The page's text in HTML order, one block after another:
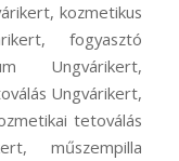
kozmetikus
fogyasztó
Ungvárikert,
Ungvárikert,
tetoválás
műszempilla